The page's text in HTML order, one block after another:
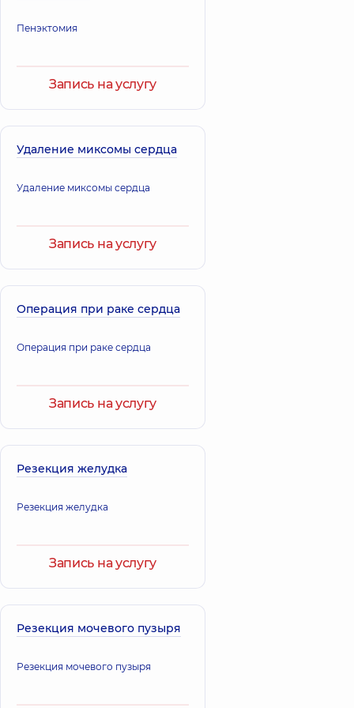
Онколог; Уролог,
Пенэктомия
Запись на услугу
Удаление миксомы сердца
Удаление миксомы сердца
Запись на услугу
Операция при раке сердца
Операция при раке сердца
Запись на услугу
Резекция желудка
Резекция желудка
Запись на услугу
Резекция мочевого пузыря
Резекция мочевого пузыря